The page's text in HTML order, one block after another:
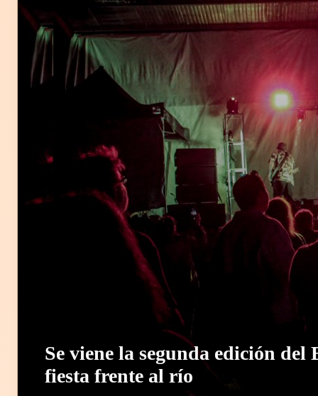
Se viene la segunda edición
fiesta frente al río